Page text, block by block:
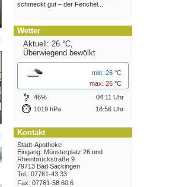
schmeckt gut – der Fenchel...
Wetter
Aktuell: 26 °C,
Überwiegend bewölkt
min: 26 °C
max: 26 °C
46%
04:11 Uhr
1019 hPa
18:56 Uhr
Kontakt
Stadt-Apotheke
Eingang: Münsterplatz 26 und
Rheinbrückstraße 9
79713 Bad Säckingen
Tel.: 07761-43 33
Fax: 07761-58 60 6